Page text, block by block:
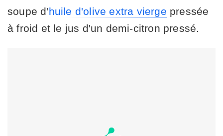
soupe d'huile d'olive extra vierge pressée
à froid et le jus d'un demi-citron pressé.